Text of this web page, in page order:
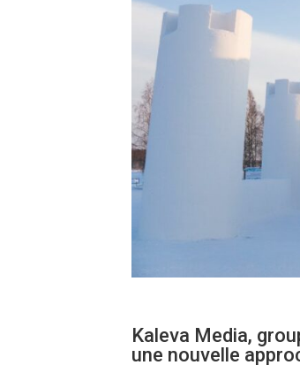
Kaleva Media,
une nouvelle